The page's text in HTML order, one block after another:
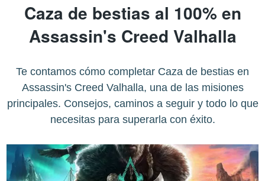
Caza de bestias al 100% en
Assassin's Creed Valhalla
Te contamos cómo completar Caza de bestias en
Assassin's Creed Valhalla, una de las misiones
principales. Consejos, caminos a seguir y todo lo que
necesitas para superarla con éxito.